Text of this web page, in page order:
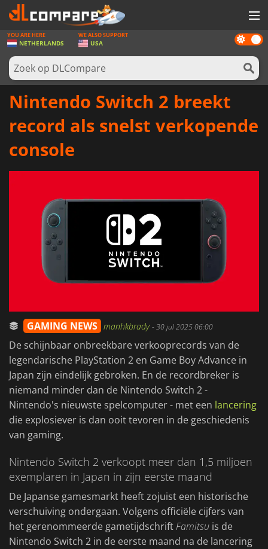
SPELLEN
GAME CARDS
SOFTWARE
Dark
mode
YOU ARE HERE
NETHERLANDS
WE ALSO SUPPORT
USA
Nintendo Switch 2 breekt
record als snelst verkopende
console
GAMING NEWS manhkbrady-30 jul 2025 06:00
De schijnbaar onbreekbare verkooprecords van de
legendarische PlayStation 2 en Game Boy Advance in
Japan zijn eindelijk gebroken. En de recordbreker is
niemand minder dan de Nintendo Switch 2 -
Nintendo's nieuwste spelcomputer - met een lancering
die explosiever is dan ooit tevoren in de geschiedenis
van gaming.
Nintendo Switch 2 verkoopt meer dan 1,5 miljoen
exemplaren in Japan in zijn eerste maand
De Japanse gamesmarkt heeft zojuist een historische
verschuiving ondergaan. Volgens officiële cijfers van
het gerenommeerde gametijdschriftFamitsu is de
Nintendo Switch 2 in de eerste maand na de lancering